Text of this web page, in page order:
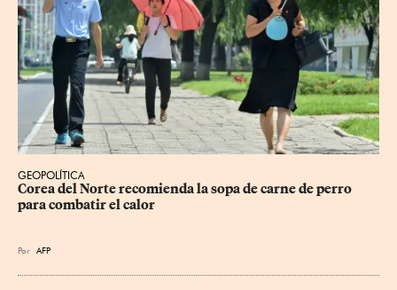
GEOPOLÍTICA
Corea del Norte recomienda la sopa de carne de perro
para combatir el calor
Por AFP